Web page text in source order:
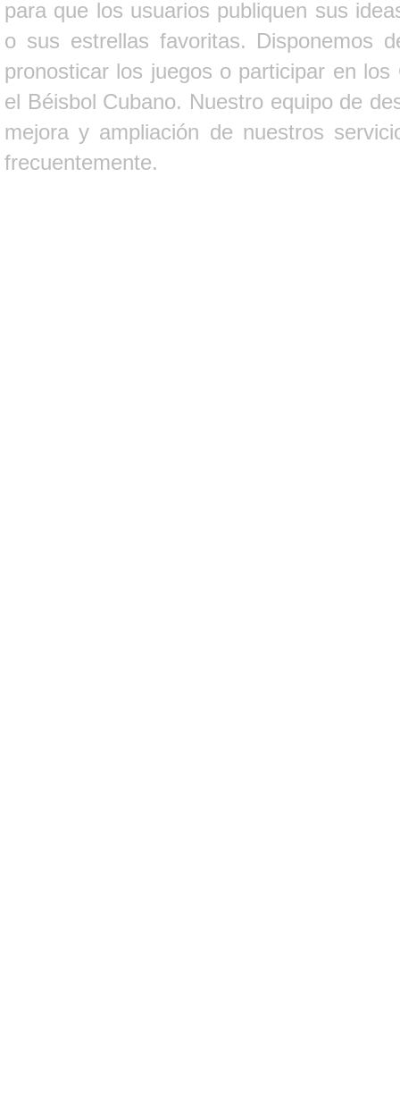
para que los usuarios publiquen sus
o sus estrellas favoritas. Disponemos
pronosticar los juegos o participar en
el Béisbol Cubano. Nuestro equipo de
mejora y ampliación de nuestros
frecuentemente.